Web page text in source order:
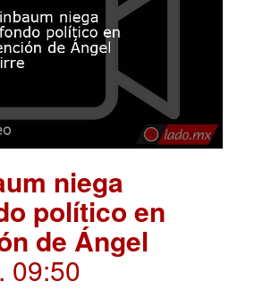
niega
político en
de Ángel
. 09:50